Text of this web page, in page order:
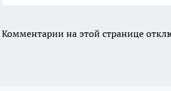
Комментарии на этой странице